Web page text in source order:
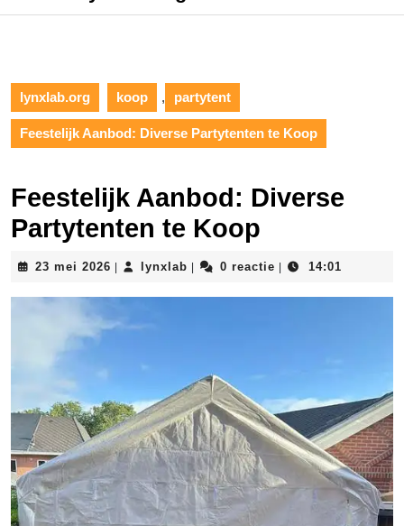
lynxlab.org koop , partytent
Feestelijk Aanbod: Diverse Partytenten te Koop
Feestelijk Aanbod: Diverse
Partytenten te Koop
23 mei 2026 23
2026
lynxlab lynxlab0 reactie 14:01